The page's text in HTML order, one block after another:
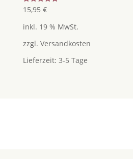
Bewertet
mit
von 5
15,95 €
inkl. 19 % MwSt.
zzgl. Versandkosten
Lieferzeit: 3-5 Tage